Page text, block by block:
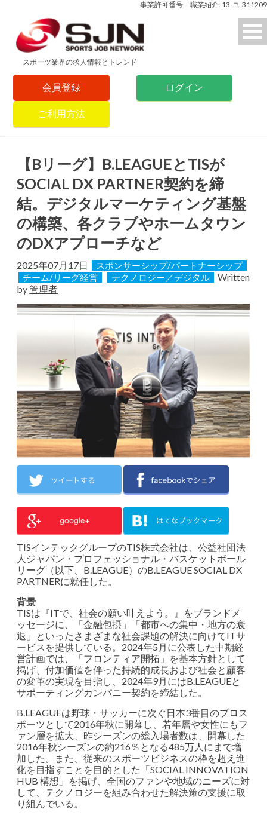
事業許可番号 職業紹介: 13-ユ-311209
スポーツ業界の求人情報とトレンド
会員登録 ログイン
ご利用方法
【Bリーグ】B.LEAGUEとTISが
SOCIAL DX PARTNER契約を締
結。デジタルマーケティング基盤
の構築、各クラブやホームタウン
のDXアプローチなど
2025年07月17日
スポンサーシップ/パートナーシップ
チーム/リーグ経営
テクノロジー／デジタル
Written
by管理者
TISインテックグループのTIS株式会社は、公益社団法
人ジャパン・プロフェッショナル・バスケットボール
リーグ（以下、B.LEAGUE）のB.LEAGUE SOCIAL DX
PARTNERに就任した。
背景
TISは『ITで、社会の願い叶えよう。』をブランドメ
ッセージに、「金融包摂」「都市への集中・地方の衰
退」といったさまざまな社会課題の解決に向けてITサ
ービスを提供している。2024年5月に公表した中期経
営計画では、「フロンティア開拓」を基本方針として
掲げ、付加価値を伴った持続的成長および社会と顧客
の変革の実現を目指し、2024年9月にはB.LEAGUEと
サポーティングカンパニー契約を締結した。
B.LEAGUEは野球・サッカーに次ぐ日本3番目のプロス
ポーツとして2016年秋に開幕し、若年層や女性にもフ
ァン層を拡大、昨シーズンの総入場者数は、開幕した
2016年秋シーズンの約216％となる485万人にまで増
加した。また、従来のスポーツビジネスの枠を超え進
化を目指すことを目的とした「SOCIAL INNOVATION
HUB 構想」を掲げ、全国のファンや地域のニーズに対
して、テクノロジーを組み合わせた解決策の支援に取
り組んでいる。